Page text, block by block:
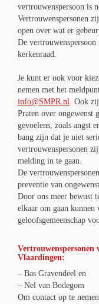
vertrouwenspersoon is
Vertrouwenspersonen
open over wat er
De
kerkenraad.
Je kunt er ook voor
nemen met het
info@SMPR.nl. Ook zij
Praten over
gevoelens, zoals angst
bang zijn dat je niet
vertrouwenspersonen
melding in te gaan.
De
preventie van
Door ons meer bewust
elkaar om gaan
geloofsgemeenschap
Vertrouwenspersonen
Vlaardingen:
– Bas Gravendeel en
– Nel van Bodegom
Om contact op te